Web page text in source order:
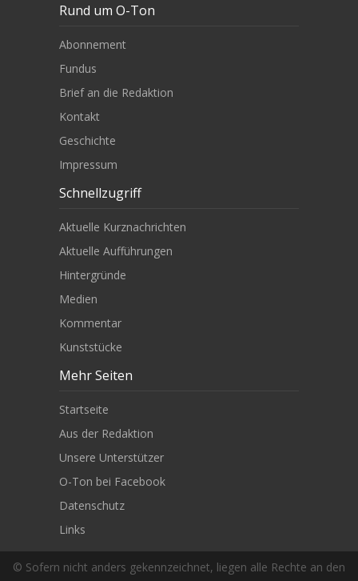
© Sofern nicht anders gekennzeichnet, liegen alle Rechte an den
Rund um O-Ton
Abonnement
Fundus
Brief an die Redaktion
Kontakt
Geschichte
Impressum
Schnellzugriff
Aktuelle Kurznachrichten
Aktuelle Aufführungen
Hintergründe
Medien
Kommentar
Kunststücke
Mehr Seiten
Startseite
Aus der Redaktion
Unsere Unterstützer
O-Ton bei Facebook
Datenschutz
Links